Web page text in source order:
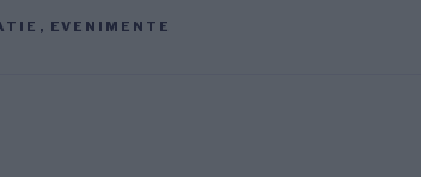
, EVENIMENTE